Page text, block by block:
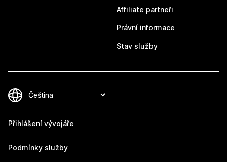
Affiliate partneři
Právní informace
Stav služby
Přihlášení vývojáře
Podmínky služby